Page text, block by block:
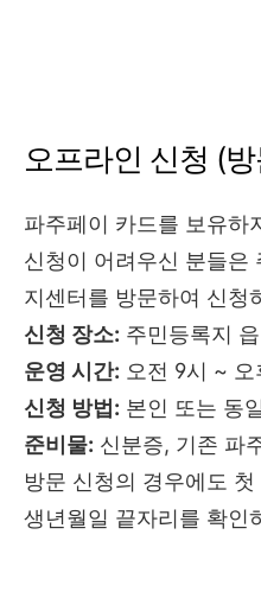
오프라인 신청 (
파주페이 카드를 보유하
신청이 어려우신 분들은
지센터를 방문하여 신청
신청 장소: 주민등록지
운영 시간: 오전 9시 ~ 오
신청 방법: 본인 또는 동
준비물: 신분증, 기존 파
방문 신청의 경우에도
생년월일 끝자리를 확인